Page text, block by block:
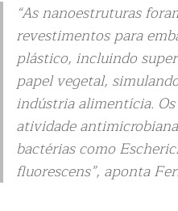
“As nanoestruturas
revestimentos para
plástico, incluindo
papel vegetal,
indústria alimentícia.
atividade
bactérias como
fluorescens”, aponta